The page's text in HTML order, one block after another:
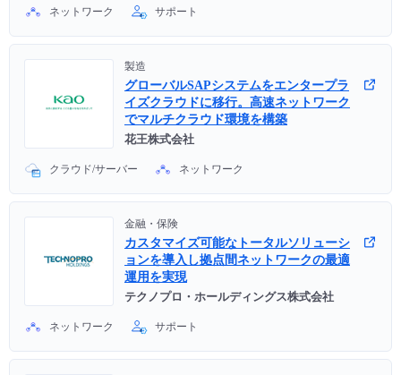
ネットワーク サポート
製造
グローバルSAPシステムをエンタープラ
イズクラウドに移行。高速ネットワーク
でマルチクラウド環境を構築
花王株式会社
クラウド/サーバー ネットワーク
金融・保険
カスタマイズ可能なトータルソリューシ
ョンを導入し拠点間ネットワークの最適
運用を実現
テクノプロ・ホールディングス株式会社
ネットワーク サポート